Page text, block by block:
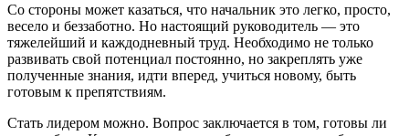
Со стороны может казаться, что начальник это легко, просто,
весело и беззаботно. Но настоящий руководитель — это
тяжелейший и каждодневный труд. Необходимо не только
развивать свой потенциал постоянно, но закреплять уже
полученные знания, идти вперед, учиться новому, быть
готовым к препятствиям.
Стать лидером можно. Вопрос заключается в том, готовы ли